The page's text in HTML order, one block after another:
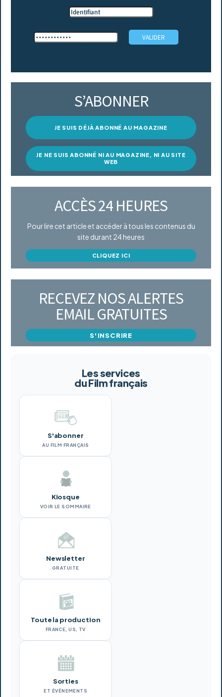
S’ABONNER
JE SUIS DÉJÀ ABONNÉ AU MAGAZINE
JE NE SUIS ABONNÉ NI AU MAGAZINE, NI AU SITE
WEB
ACCÈS 24 HEURES
Pour lire cet article et accéder à tous les contenus du
site durant 24 heures
CLIQUEZ ICI
RECEVEZ NOS ALERTES
EMAIL GRATUITES
S'INSCRIRE
Les services
du Film français
S'abonner
AU FILM FRANÇAIS
Kiosque
VOIR LE SOMMAIRE
Newsletter
GRATUITE
Toute la production
FRANCE, US, TV
Sorties
ET ÉVÉNEMENTS